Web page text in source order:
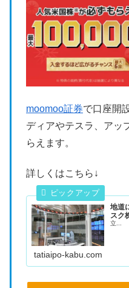
moomoo証券で口座開
ディアやテスラ、アッ
らえます。
詳しくはこちら↓
地道
スク
立...
tatiaipo-kabu.com